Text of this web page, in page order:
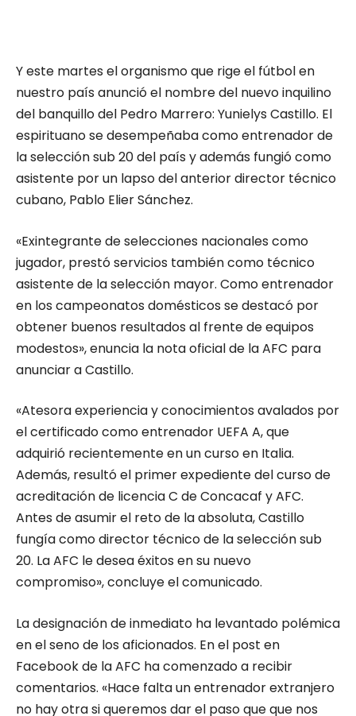
Y este martes el organismo que rige el fútbol en
nuestro país anunció el nombre del nuevo inquilino
del banquillo del Pedro Marrero: Yunielys Castillo. El
espirituano se desempeñaba como entrenador de
la selección sub 20 del país y además fungió como
asistente por un lapso del anterior director técnico
cubano, Pablo Elier Sánchez.
«Exintegrante de selecciones nacionales como
jugador, prestó servicios también como técnico
asistente de la selección mayor. Como entrenador
en los campeonatos domésticos se destacó por
obtener buenos resultados al frente de equipos
modestos», enuncia la nota oficial de la AFC para
anunciar a Castillo.
«Atesora experiencia y conocimientos avalados por
el certificado como entrenador UEFA A, que
adquirió recientemente en un curso en Italia.
Además, resultó el primer expediente del curso de
acreditación de licencia C de Concacaf y AFC.
Antes de asumir el reto de la absoluta, Castillo
fungía como director técnico de la selección sub
20. La AFC le desea éxitos en su nuevo
compromiso», concluye el comunicado.
La designación de inmediato ha levantado polémica
en el seno de los aficionados. En el post en
Facebook de la AFC ha comenzado a recibir
comentarios. «Hace falta un entrenador extranjero
no hay otra si queremos dar el paso que que nos